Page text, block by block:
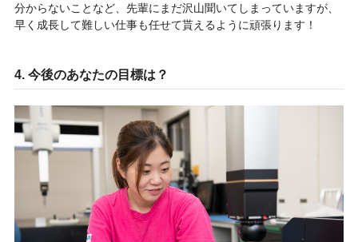
分からないことなど、先輩にまだ沢山聞いてしまっていますが、
早く成長して難しい仕事も任せて貰えるように頑張ります！
4. 今後のあなたの目標は？